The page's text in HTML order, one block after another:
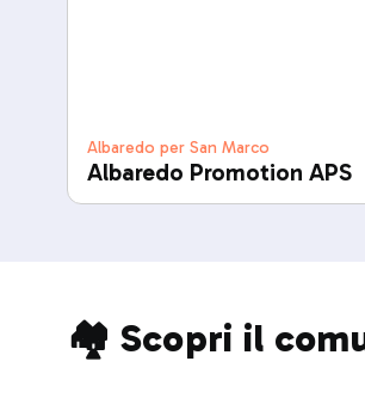
Albaredo per San Marco
Albaredo Promotion APS
🏘️ Scopri il